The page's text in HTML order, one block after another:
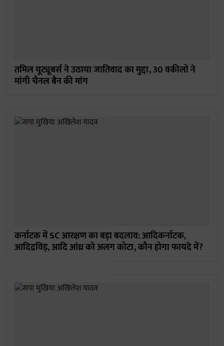
तमिल यूट्यूबर्स ने उठाया जातिवाद का मुद्दा, 30 वकीलों ने
मांगी चैनल बैन की मांग
कर्नाटक में SC आरक्षण का बड़ा बदलाव: आदिकर्नाटक,
आदिद्रविड़, आदि आंध्र को अलग कोटा, कौन होगा फायदे में?